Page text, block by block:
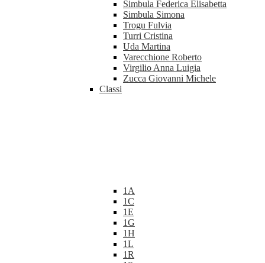
Simbula Federica Elisabetta
Simbula Simona
Trogu Fulvia
Turri Cristina
Uda Martina
Varecchione Roberto
Virgilio Anna Luigia
Zucca Giovanni Michele
Classi
1A
1C
1E
1G
1H
1L
1R